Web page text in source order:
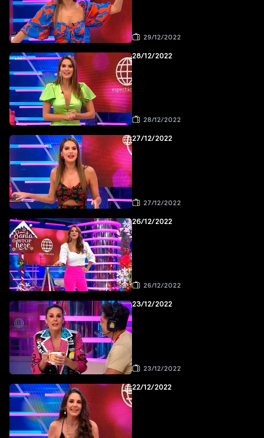
29/12/2022
28/12/2022
28/12/2022
27/12/2022
27/12/2022
26/12/2022
26/12/2022
23/12/2022
23/12/2022
22/12/2022